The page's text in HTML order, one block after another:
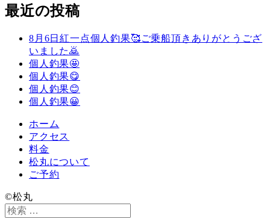
最近の投稿
8月6日紅一点個人釣果🥰ご乗船頂きありがとうござ
いました🙇
個人釣果🤩
個人釣果😋
個人釣果😊
個人釣果😀
ホーム
アクセス
料金
松丸について
ご予約
©️松丸
検